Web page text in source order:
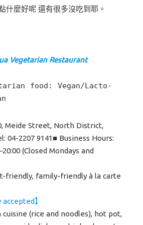
什麼好呢 還有很多沒吃到耶。
Vegetarian Restaurant
food: Vegan/Lacto-
Meide Street, North District,
04-2207 9141■ Business Hours:
(Closed Mondays and
friendly, family-friendly à la carte
accepted】
cuisine (rice and noodles), hot pot,